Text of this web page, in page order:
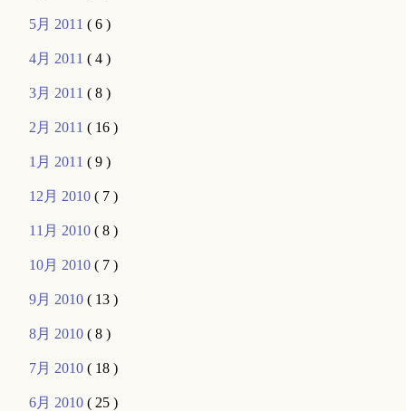
5月 2011( 6 )
4月 2011( 4 )
3月 2011( 8 )
2月 2011( 16 )
1月 2011( 9 )
12月 2010( 7 )
11月 2010( 8 )
10月 2010( 7 )
9月 2010( 13 )
8月 2010( 8 )
7月 2010( 18 )
6月 2010( 25 )